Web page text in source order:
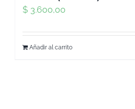
$ 3.600,00
Añadir al carrito